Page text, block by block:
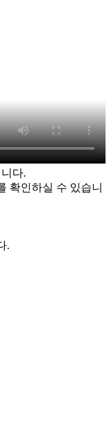
다.
확인하실 수 있습니
.